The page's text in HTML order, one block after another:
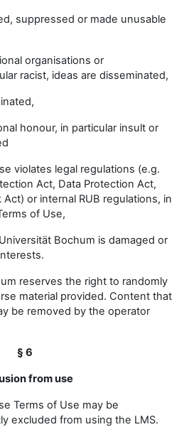
suppressed or made unusable
organisations or
racist, ideas are disseminated,
honour, in particular insult or
violates legal regulations (e.g.
Act, Data Protection Act,
or internal RUB regulations, in
of Use,
Bochum is damaged or
reserves the right to randomly
material provided. Content that
be removed by the operator
§ 6
from use
Terms of Use may be
excluded from using the LMS.